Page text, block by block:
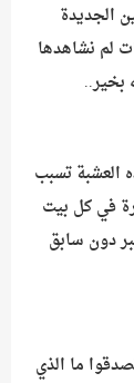
الجديدة
لم نشاهدها
بخير..
العشبة تسبب
في كل بيت
دون سابق
ما الذي